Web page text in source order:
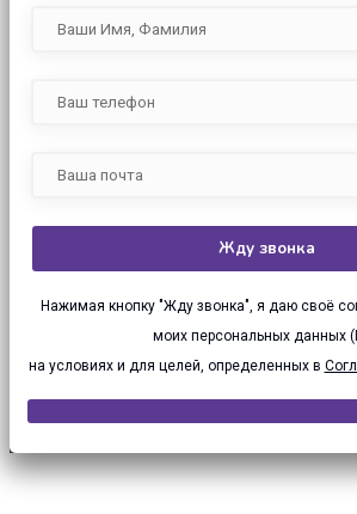
Нажимая кнопку "Жду звонка", я даю своё
моих персональных данных
на условиях и для целей, определенных в